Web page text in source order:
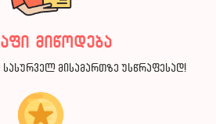
მიწოდება
სასურველ მისამართზე უსწრაფესად!